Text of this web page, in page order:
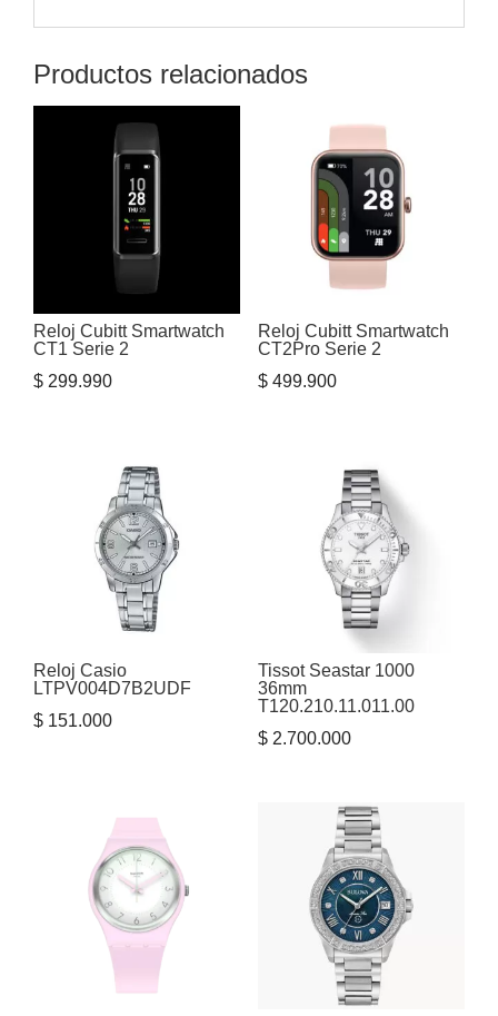
Productos relacionados
Reloj Cubitt Smartwatch
CT1 Serie 2
$ 299.990
Reloj Cubitt Smartwatch
CT2Pro Serie 2
$499.900
Reloj Casio
LTPV004D7B2UDF
$ 151.000
Tissot Seastar 1000
36mm
T120.210.11.011.00
$2.700.000